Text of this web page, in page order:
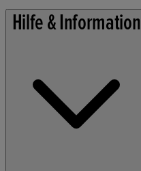
Hilfe & Information